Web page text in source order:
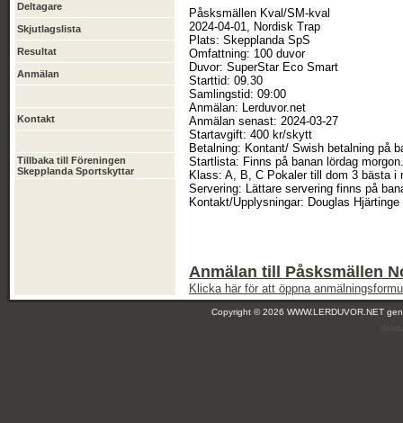
Deltagare
Skjutlagslista
Resultat
Anmälan
Kontakt
Tillbaka till Föreningen
Skepplanda Sportskyttar
Påsksmällen Kval/SM-kval
2024-04-01, Nordisk Trap
Plats: Skepplanda SpS
Omfattning: 100 duvor
Duvor: SuperStar Eco Smart
Starttid: 09.30
Samlingstid: 09:00
Anmälan: Lerduvor.net
Anmälan senast: 2024-03-27
Startavgift: 400 kr/skytt
Betalning: Kontant/ Swish betalning på
Startlista: Finns på banan lördag morgon.
Klass: A, B, C Pokaler till dom 3 bästa i
Servering: Lättare servering finns på
Kontakt/Upplysningar: Douglas
Anmälan till Påsksmällen
Klicka här för att öppna
Copyright © 2026 WWW.LERDUVOR.NET